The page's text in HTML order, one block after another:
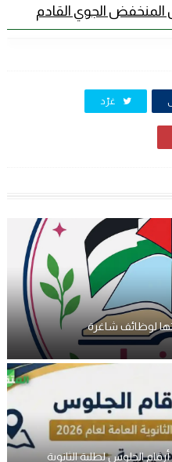
المنخفض الجوي القادم
غرّد
لوظائف شاغرة
أرقام الجلوس لطلبة الثانوية